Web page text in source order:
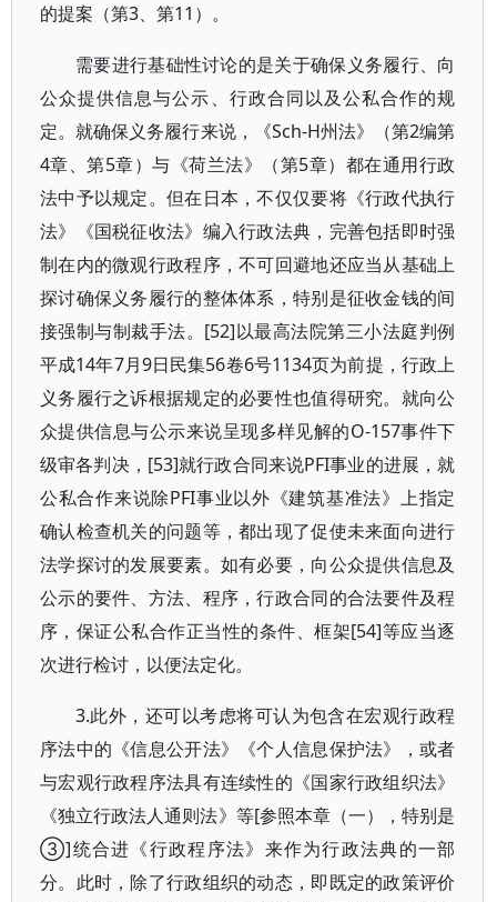
的提案（第3、第11）。
需要进行基础性讨论的是关于确保义务履行、向
公众提供信息与公示、行政合同以及公私合作的规
定。就确保义务履行来说，《Sch-H州法》（第2编第
4章、第5章）与《荷兰法》（第5章）都在通用行政
法中予以规定。但在日本，不仅仅要将《行政代执行
法》《国税征收法》编入行政法典，完善包括即时强
制在内的微观行政程序，不可回避地还应当从基础上
探讨确保义务履行的整体体系，特别是征收金钱的间
接强制与制裁手法。[52]以最高法院第三小法庭判例
平成14年7月9日民集56卷6号1134页为前提，行政上
义务履行之诉根据规定的必要性也值得研究。就向公
众提供信息与公示来说呈现多样见解的O-157事件下
级审各判决，[53]就行政合同来说PFI事业的进展，就
公私合作来说除PFI事业以外《建筑基准法》上指定
确认检查机关的问题等，都出现了促使未来面向进行
法学探讨的发展要素。如有必要，向公众提供信息及
公示的要件、方法、程序，行政合同的合法要件及程
序，保证公私合作正当性的条件、框架[54]等应当逐
次进行检讨，以便法定化。
3.此外，还可以考虑将可认为包含在宏观行政程
序法中的《信息公开法》《个人信息保护法》，或者
与宏观行政程序法具有连续性的《国家行政组织法》
《独立行政法人通则法》等[参照本章（一），特别是
③]统合进《行政程序法》来作为行政法典的一部
分。此时，除了行政组织的动态，即既定的政策评价